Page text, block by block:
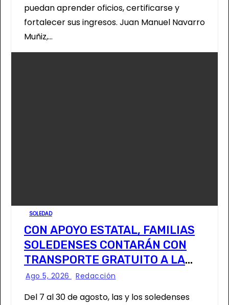
puedan aprender oficios, certificarse y
fortalecer sus ingresos. Juan Manuel Navarro
Muñiz,…
SOLEDAD
CON APOYO ESTATAL, FAMILIAS
SOLEDENSES CONTARÁN CON
TRANSPORTE GRATUITO A LA
FENAPO
Ago 5, 2026 Redacción
Del 7 al 30 de agosto, las y los soledenses